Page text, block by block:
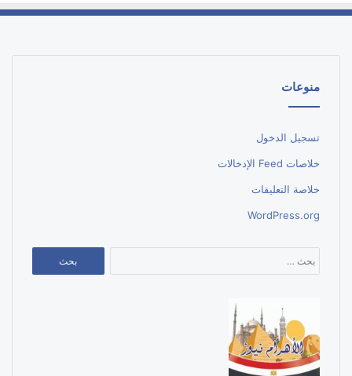
منوعات
تسجيل الدخول
خلاصات Feed الإدخالات
خلاصة التعليقات
WordPress.org
عن: